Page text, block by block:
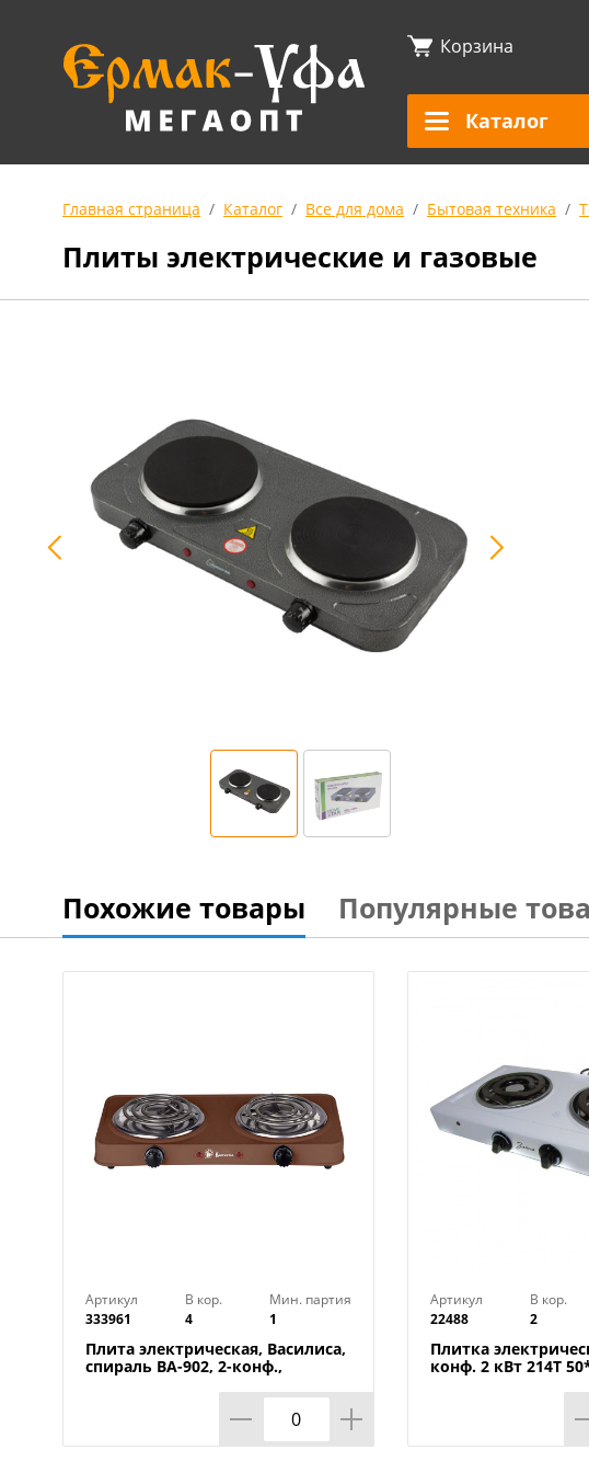
Корзина
Каталог
Главная страница Каталог Все для дома Бытовая техника
Плиты электрические и газовые
Похожие товары Популярные
Артикул
333961
В кор.
4
Мин. партия
1
Плита электрическая, Василиса,
спираль ВА-902, 2-конф.,
Артикул
22488
В кор.
2
Плитка
конф. 2 кВт 214Т